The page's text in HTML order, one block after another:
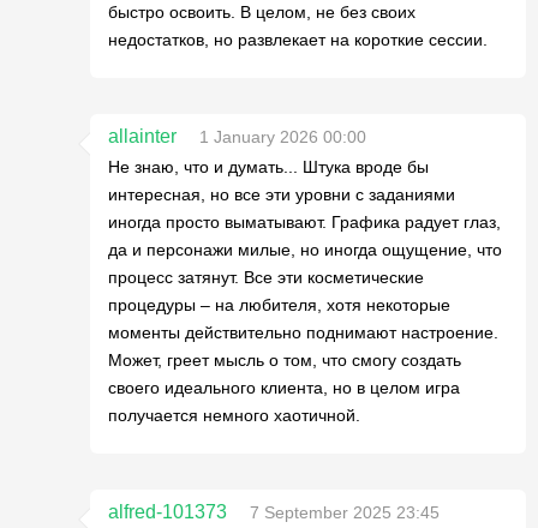
быстро освоить. В целом, не без своих
недостатков, но развлекает на короткие сессии.
allainter
1 January 2026 00:00
Не знаю, что и думать... Штука вроде бы
интересная, но все эти уровни с заданиями
иногда просто выматывают. Графика радует глаз,
да и персонажи милые, но иногда ощущение, что
процесс затянут. Все эти косметические
процедуры – на любителя, хотя некоторые
моменты действительно поднимают настроение.
Может, греет мысль о том, что смогу создать
своего идеального клиента, но в целом игра
получается немного хаотичной.
alfred-101373
7 September 2025 23:45